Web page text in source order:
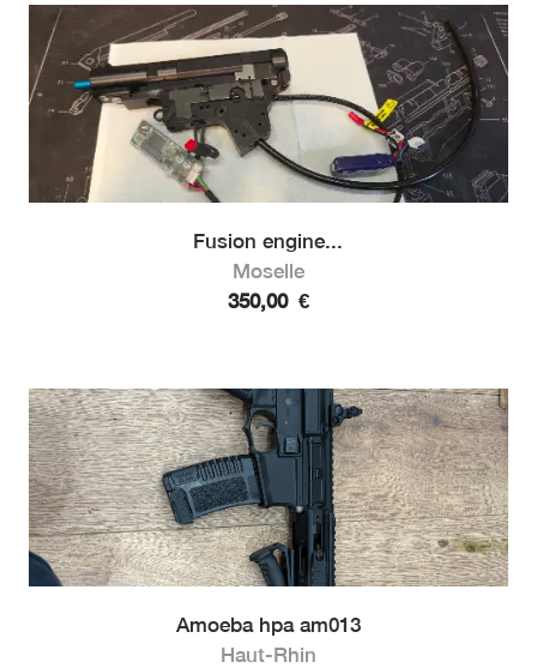
Fusion engine...
Moselle
350,00 €
Amoeba hpa am013
Haut-Rhin